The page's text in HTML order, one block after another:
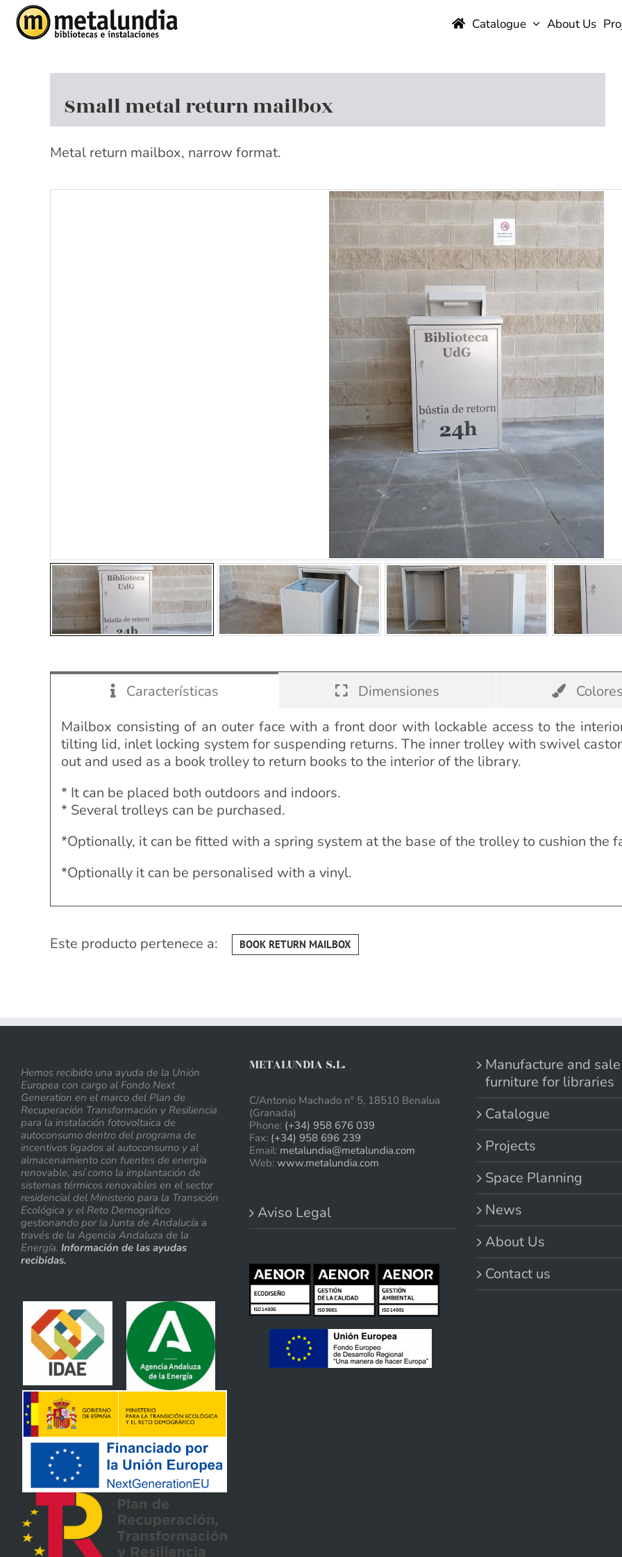
Skip
content
Catalogue About Us
Small metal return mailbox
Metal return mailbox, narrow format.
Características Dimensiones
Mailbox consisting of an outer face with a front door with lockable access to the
tilting lid, inlet locking system for suspending returns. The inner trolley with swivel
out and used as a book trolley to return books to the interior of the library.
* It can be placed both outdoors and indoors.
* Several trolleys can be purchased.
*Optionally, it can be fitted with a spring system at the base of the trolley to cushion the
*Optionally it can be personalised with a vinyl.
Este producto pertenece a: BOOK RETURN MAILBOX
Hemos recibido una ayuda de la Unión
Europea con cargo al Fondo Next
Generation en el marco del Plan de
Recuperación Transformación y Resiliencia
para la instalación fotovoltaica de
autoconsumo dentro del programa de
incentivos ligados al autoconsumo y al
almacenamiento con fuentes de energía
renovable, así como la implantación de
sistemas térmicos renovables en el sector
residencial del Ministerio para la Transición
Ecológica y el Reto Demográfico
gestionando por la Junta de Andalucía a
través de la Agencia Andaluza de la
Energía. Información de las ayudas
recibidas.
METALUNDIA S.L.
C/Antonio Machado nº 5, 18510 Benalua
(Granada)
Phone: (+34) 958 676 039
Fax: (+34) 958 696 239
Email: metalundia@metalundia.com
Web: www.metalundia.com
Aviso Legal
Manufacture and
furniture for libraries
Catalogue
Projects
Space Planning
News
About Us
Contact us